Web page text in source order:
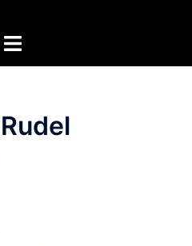
Menü
Rudel